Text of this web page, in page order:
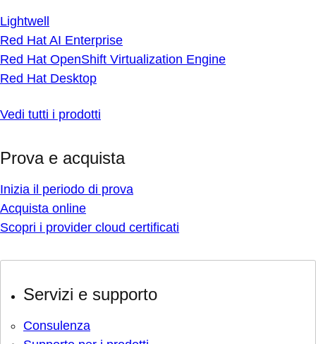
Lightwell
Red Hat AI Enterprise
Red Hat OpenShift Virtualization Engine
Red Hat Desktop
Vedi tutti i prodotti
Prova e acquista
Inizia il periodo di prova
Acquista online
Scopri i provider cloud certificati
Servizi e supporto
Consulenza